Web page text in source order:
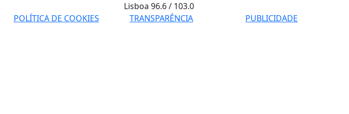
Lisboa96.6 / 103.0
POLÍTICA DE COOKIES TRANSPARÊNCIA
PUBLICIDADE